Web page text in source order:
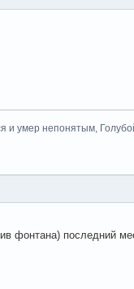
и умер непонятым,
фонтана) последний